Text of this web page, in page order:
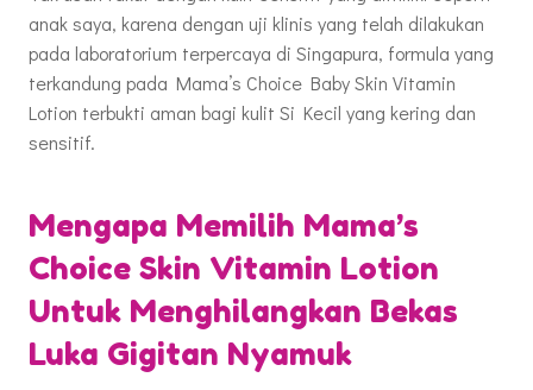
anak saya, karena dengan uji klinis yang telah dilakukan
pada laboratorium terpercaya di Singapura, formula yang
terkandung pada Mama’s Choice Baby Skin Vitamin
Lotion terbukti aman bagi kulit Si Kecil yang kering dan
sensitif.
Mengapa Memilih Mama’s
Choice Skin Vitamin Lotion
Untuk Menghilangkan Bekas
Luka Gigitan Nyamuk